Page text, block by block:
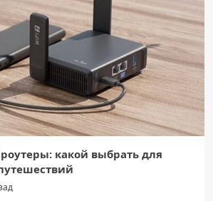
какой выбрать для